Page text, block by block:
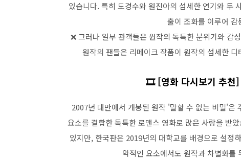
있습니다. 특히 도경수와 원진아의 섬세한 연기와 두
출이 조화를 이루어
❌ 그러나 일부 관객들은 원작의 독특한 분위기와 감
원작의 팬들은 리메이크 작품이 원작의 섬세한
🎞️ [영화 다시보기 추천]
2007년 대만에서 개봉된 원작 '말할 수 없는 비밀'은
요소를 결합한 독특한 로맨스 영화로 많은 사랑을 받
있지만, 한국판은 2019년의 대학교를 배경으로 설정
악적인 요소에서도 원작과 차별화를